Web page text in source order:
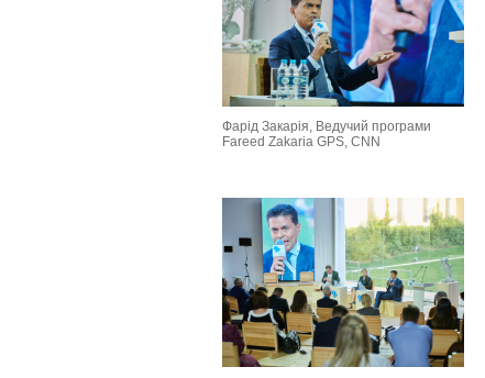
Фарід Закарія, Ведучий програми
Fareed Zakaria GPS, CNN